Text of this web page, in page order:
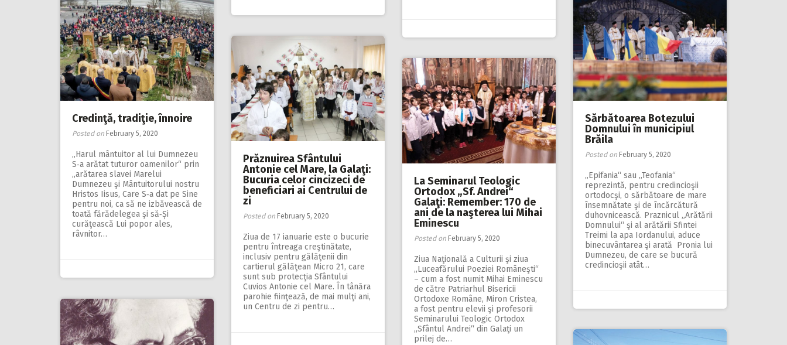
Sărbătoarea Botezului
Domnului în municipiul
Brăila
Posted on February 5, 2020
„Epifania“ sau „Teofania“
reprezintă, pentru credin­cioşii
ortodocşi, o sărbătoare de mare
însemnătate şi de încărcătură
duhovnicească. Praznicul „Arătării
Domnului“ şi al arătării Sfintei
Treimi la apa Iordanului, aduce
binecuvântarea şi arată Pronia lui
Dumnezeu, de care se bucură
credincioşii atât…
Credinţă, tradiţie, înnoire
Posted on February 5, 2020
„Harul mântuitor al lui Dumnezeu
S‑a arătat tuturor oamenilor“ prin
„arătarea slavei Marelui
Dumnezeu şi Mântuitorului nostru
Hristos Iisus, Care S‑a dat pe Sine
pentru noi, ca să ne izbăvească de
toată fărădelegea şi să‑Și
curăţească Lui popor ales,
râvnitor…
Prăznuirea Sfântului
Antonie cel Mare, la Galaţi:
Bucuria celor cincizeci de
beneficiari ai Centrului de
zi
Posted on February 5, 2020
Ziua de 17 ianuarie este o bucurie
pentru întreaga creştinătate,
inclusiv pentru gălăţenii din
cartierul gălăţean Micro 21, care
sunt sub protecţia Sfântului
Cuvios Antonie cel Mare. În tânăra
parohie fiinţează, de mai mulţi ani,
un Centru de zi pentru…
La Seminarul Teologic
Ortodox „Sf. Andrei“
Galaţi: Remember: 170 de
ani de la naşterea lui Mihai
Eminescu
Posted on February 5, 2020
Ziua Naţională a Culturii şi ziua
„Luceafărului Poeziei Româneşti“
– cum a fost numit Mihai Eminescu
de către Patriarhul Bisericii
Ortodoxe Române, Miron Cristea,
a fost pentru elevii şi profesorii
Seminarului Teologic Ortodox
„Sfântul Andrei“ din Galaţi un
prilej de…